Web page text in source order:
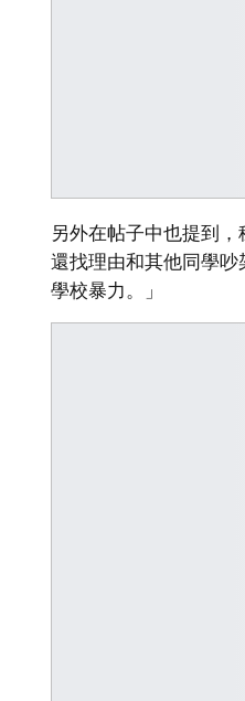
另外在帖子中也提到
還找理由和其他同學吵
學校暴力。」